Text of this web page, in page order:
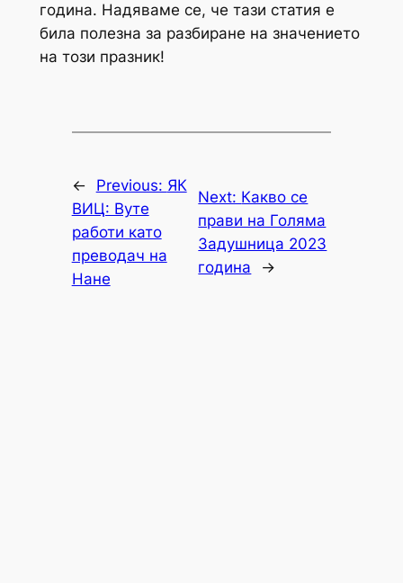
година. Надяваме се, че тази статия е
била полезна за разбиране на значението
на този празник!
← Previous: ЯК
ВИЦ: Вуте
работи като
преводач на
Нане
Next: Какво се
прави на Голяма
Задушница 2023
година
→